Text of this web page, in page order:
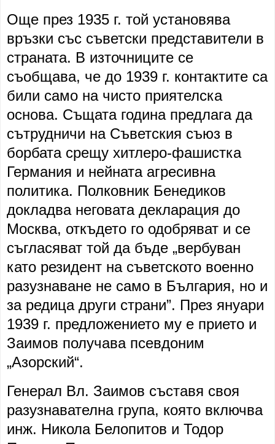
Още през 1935 г. той установява
връзки със съветски представители в
страната. В източниците се
съобщава, че до 1939 г. контактите са
били само на чисто приятелска
основа. Същата година предлага да
сътрудничи на Съветския съюз в
борбата срещу хитлеро-фашистка
Германия и нейната агресивна
политика. Полковник Бенедиков
докладва неговата декларация до
Москва, откъдето го одобряват и се
съгласяват той да бъде „вербуван
като резидент на съветското военно
разузнаване не само в България, но и
за редица други страни”. През януари
1939 г. предложението му е прието и
Заимов получава псевдоним
„Азорский“.
Генерал Вл. Заимов съставя своя
разузнавателна група, която включва
инж. Никола Белопитов и Тодор